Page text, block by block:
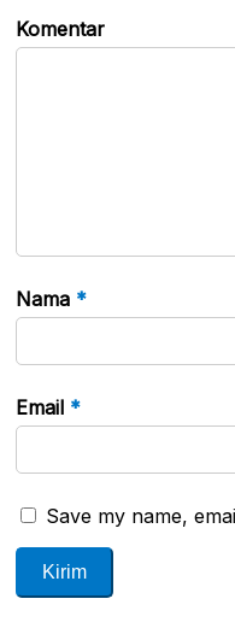
Komentar
Nama *
Email *
Save my name,